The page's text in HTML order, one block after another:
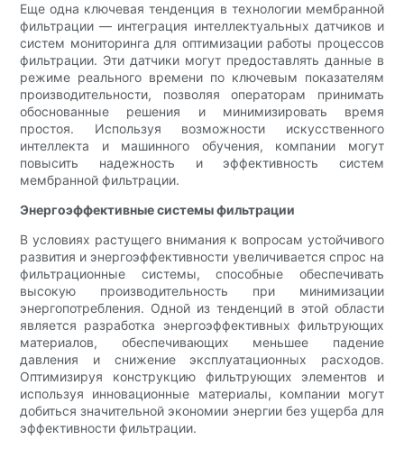
Еще одна ключевая тенденция в технологии мембранной
фильтрации — интеграция интеллектуальных датчиков и
систем мониторинга для оптимизации работы процессов
фильтрации. Эти датчики могут предоставлять данные в
режиме реального времени по ключевым показателям
производительности, позволяя операторам принимать
обоснованные решения и минимизировать время
простоя. Используя возможности искусственного
интеллекта и машинного обучения, компании могут
повысить надежность и эффективность систем
мембранной фильтрации.
Энергоэффективные системы фильтрации
В условиях растущего внимания к вопросам устойчивого
развития и энергоэффективности увеличивается спрос на
фильтрационные системы, способные обеспечивать
высокую производительность при минимизации
энергопотребления. Одной из тенденций в этой области
является разработка энергоэффективных фильтрующих
материалов, обеспечивающих меньшее падение
давления и снижение эксплуатационных расходов.
Оптимизируя конструкцию фильтрующих элементов и
используя инновационные материалы, компании могут
добиться значительной экономии энергии без ущерба для
эффективности фильтрации.